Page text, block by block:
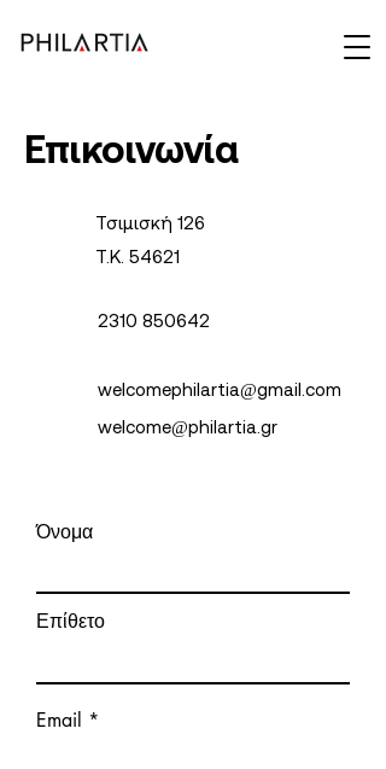
Επικοινωνία
Τσιμισκή 126
Τ.Κ. 54621
2310 850642
welcomephilartia@gmail.com
welcome@philartia.gr
Όνομα
Επίθετο
Email